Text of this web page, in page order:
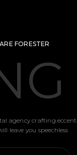
FORESTER
agency crafting
leave you speechless